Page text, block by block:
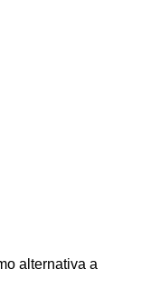
alternativa a